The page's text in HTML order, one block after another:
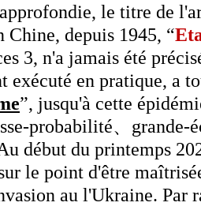
le titre de
Chine, depuis 1945, “
3, n'a jamais été
exécuté en pratique, a
”, jusqu'à cette
probabilité、grande-
début du printemps
le point d'être
au l'Ukraine. Par